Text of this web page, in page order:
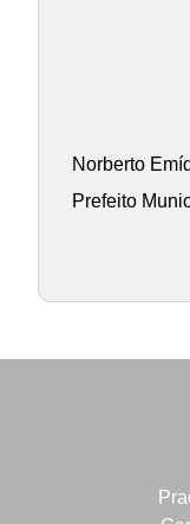
Norberto
Prefeito